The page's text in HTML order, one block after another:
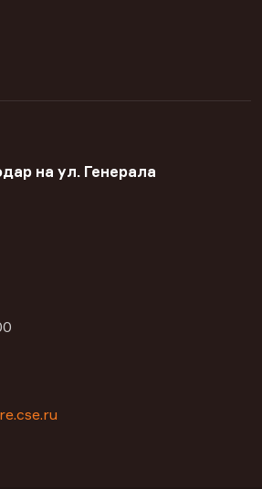
на ул. Генерала